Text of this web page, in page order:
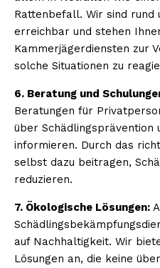
Rattenbefall. Wir sind rund
erreichbar und stehen
Kammerjägerdiensten zur
solche Situationen zu
6. Beratung und
Beratungen für
über Schädlingsprävention
informieren. Durch das
selbst dazu beitragen,
reduzieren.
7. Ökologische Lösungen:
auf Nachhaltigkeit. Wir
Lösungen an, die keine